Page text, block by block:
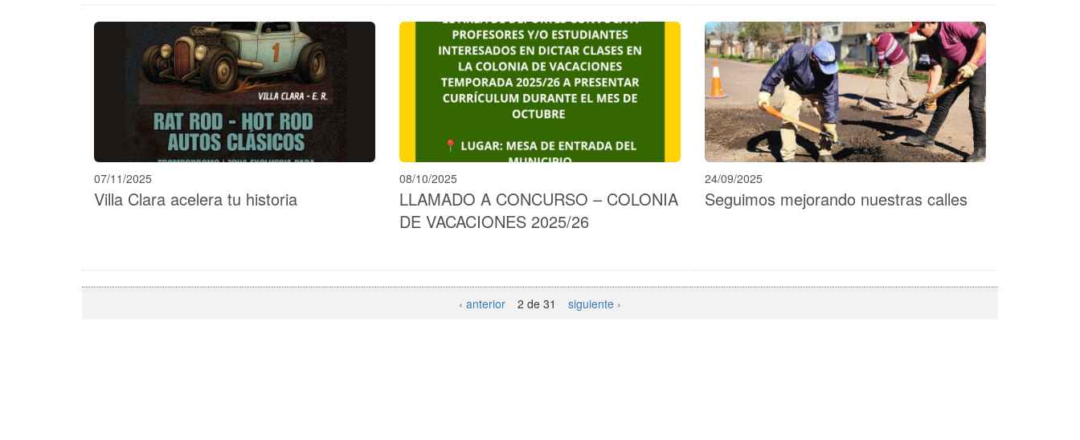
07/11/2025
Villa Clara acelera tu historia
08/10/2025
LLAMADO A CONCURSO – COLONIA
DE VACACIONES 2025/26
24/09/2025
Seguimos mejorando nuestras calles
‹ anterior 2 de 31 siguiente ›